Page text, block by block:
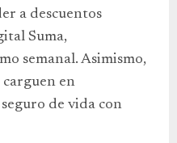
a descuentos
Suma,
semanal. Asimismo,
carguen en
de vida con